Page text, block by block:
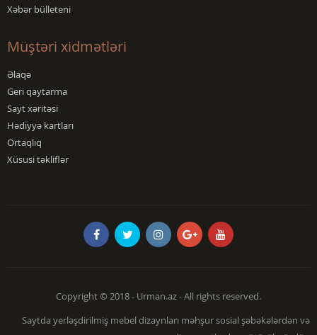
Xəbər bülleteni
Müştəri xidmətləri
Əlaqə
Geri qaytarma
Sayt xəritəsi
Hədiyyə kartları
Ortaqlıq
Xüsusi təkliflər
Copyright © 2018 - Urman.az - All rights reserved.
Saytda yerləşdirilmiş mebel dizaynları məhşur sosial şəbəkələrdən və